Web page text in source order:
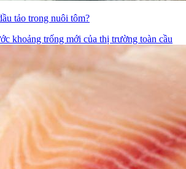
tảo trong nuôi tôm?
khoảng trống mới của thị trường toàn cầu